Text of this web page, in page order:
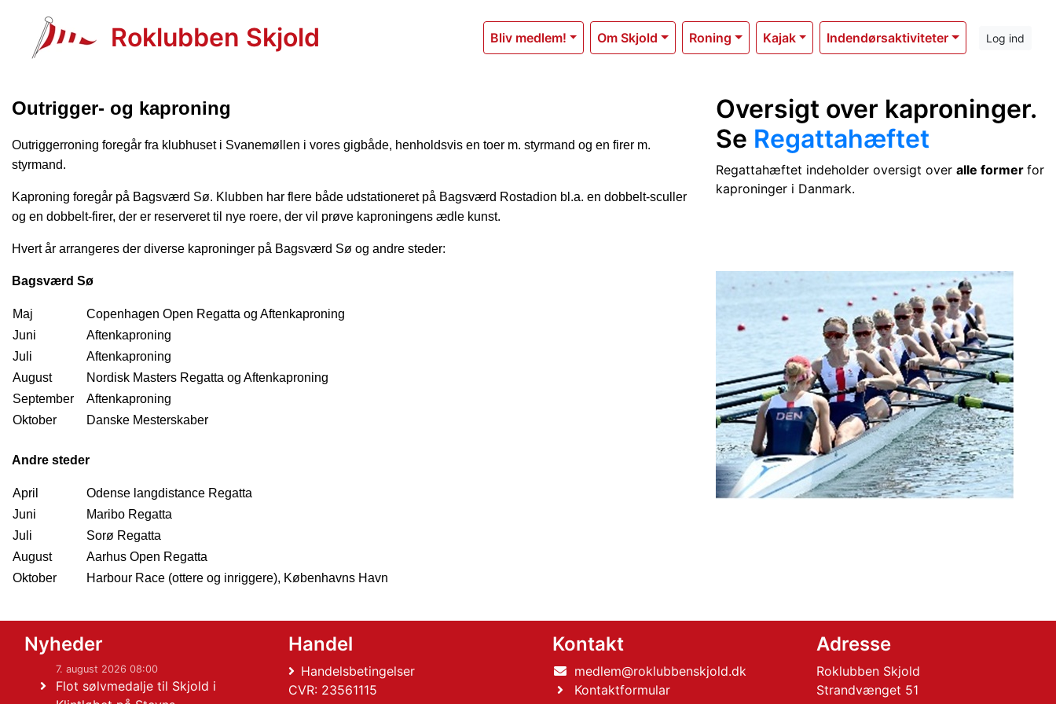
Roklubben Skjold Bliv medlem! Om Skjold Roning Kajak Indendørsaktiviteter Log ind
Outrigger- og kaproning
Outriggerroning foregår fra klubhuset i Svanemøllen i vores gigbåde, henholdsvis en toer m. styrmand og en firer m.
styrmand.
Kaproning foregår på Bagsværd Sø. Klubben har flere både udstationeret på Bagsværd Rostadion bl.a. en dobbelt-sculler
og en dobbelt-firer, der er reserveret til nye roere, der vil prøve kaproningens ædle kunst.
Hvert år arrangeres der diverse kaproninger på Bagsværd Sø og andre steder:
Oversigt over kaproninger.
Se Regattahæftet
Regattahæftet indeholder oversigt over alle former for
kaproninger i Danmark.
Bagsværd Sø
Maj
Copenhagen Open Regatta og Aftenkaproning
Juni
Aftenkaproning
Juli
Aftenkaproning
August
Nordisk Masters Regatta og Aftenkaproning
September
Aftenkaproning
Oktober
Danske Mesterskaber
Andre steder
April
Odense langdistance Regatta
Juni
Maribo Regatta
Juli
Sorø Regatta
August
Aarhus Open Regatta
Oktober
Harbour Race (ottere og inriggere), Københavns Havn
Nyheder
7. august 2026 08:00
Flot sølvmedalje til Skjold i
Handel
Handelsbetingelser
CVR: 23561115
Kontakt
medlem@roklubbenskjold.dk
Kontaktformular
Adresse
Roklubben Skjold
Strandvænget 51